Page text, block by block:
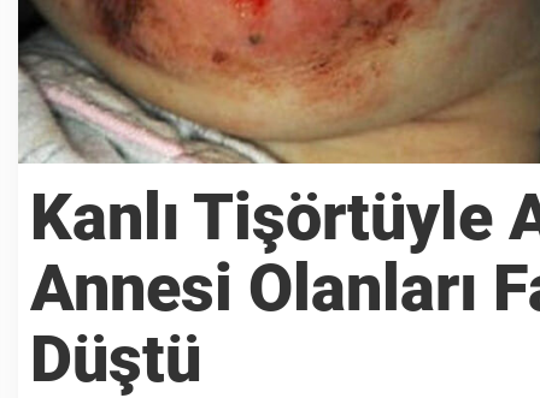
Kanlı Tişörtüyle
Annesi Olanları
Düştü